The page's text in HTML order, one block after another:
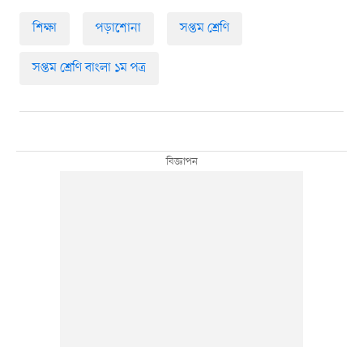
শিক্ষা পড়াশোনা সপ্তম শ্রেণি
সপ্তম শ্রেণি বাংলা ১ম পত্র